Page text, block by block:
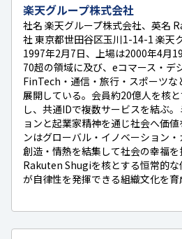
楽天グループ株式会社
社名 楽天グループ株式会社、英名
社 東京都世田谷区玉川1-14-1 楽天
1997年2月7日、上場は2000年4月
70超の領域に及び、eコマース・デ
FinTech・通信・旅行・スポーツな
展開している。会員約20億人を核
し、共通IDで複数サービスを結ぶ
ョンと起業家精神を通じ社会へ価
ンはグローバル・イノベーション
創造・情熱を結集して社会の幸福を
Rakuten Shugiを核とする恒常的
が自律性を発揮できる組織文化を育